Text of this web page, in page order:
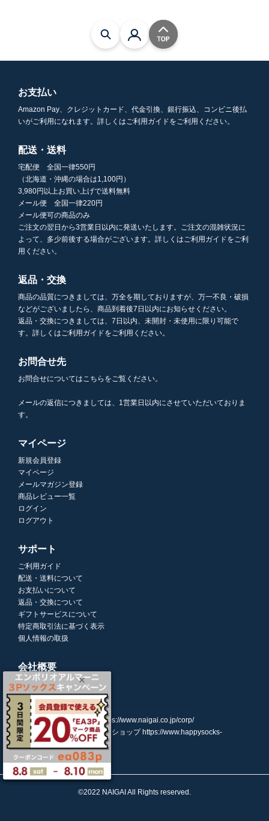
お支払い
Amazon Pay、クレジットカード、代金引換、銀行振込、コンビニ後払
いがご利用になれます。詳しくはご利用ガイドをご利用ください。
配送・送料
宅配便 全国一律550円
（北海道・沖縄の場合は1,100円）
3,980円以上お買い上げで送料無料
メール便 全国一律220円
メール便可の商品のみ
ご注文の翌日から3営業日以内に発送いたします。ご注文の混雑状況に
よって、多少前後する場合がございます。詳しくはご利用ガイドをご利
用ください。
返品・交換
商品の品質につきましては、万全を期しておりますが、万一不良・破損
などがございましたら、商品到着後7日以内にお知らせください。
返品・交換につきましては、7日以内、未開封・未使用に限り可能で
す。詳しくはご利用ガイドをご利用ください。
お問合せ先
お問合せについてはこちらをご覧ください。
メールの返信につきましては、1営業日以内にさせていただいておりま
す。
マイページ
新規会員登録
マイページ
メールマガジン登録
商品レビュー一覧
ログイン
ログアウト
サポート
ご利用ガイド
配送・送料について
お支払いについて
返品・交換について
ギフトサービスについて
特定商取引法に基づく表示
個人情報の取扱
会社概要
株式会社ナイガイ
(東証スタンダード市場上場)
107-0052
東京都港区赤坂7丁目8-5 https://www.naigai.co.jp/corp/
ハッピーソックスオンラインショップ https://www.happysocks-
japan.com/
©2022 NAIGAI All Rights reserved.